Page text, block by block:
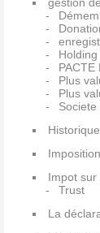
Holding
PACTE
Plus
Plus
Societe
Impot sur
Trust
La